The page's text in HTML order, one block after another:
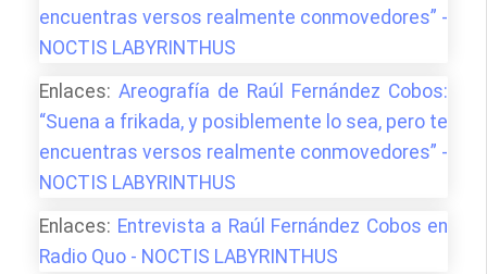
encuentras versos realmente conmovedores” -
NOCTIS LABYRINTHUS
Enlaces: Areografía de Raúl Fernández Cobos:
“Suena a frikada, y posiblemente lo sea, pero te
encuentras versos realmente conmovedores” -
NOCTIS LABYRINTHUS
Enlaces: Entrevista a Raúl Fernández Cobos en
Radio Quo - NOCTIS LABYRINTHUS